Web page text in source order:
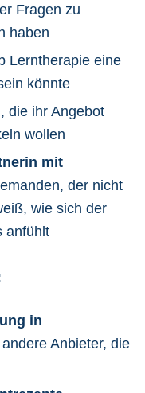
Fragen zu
haben
Lerntherapie eine
könnte
, die ihr Angebot
wollen
mit
der nicht
wie sich der
anfühlt
in
Anbieter, die